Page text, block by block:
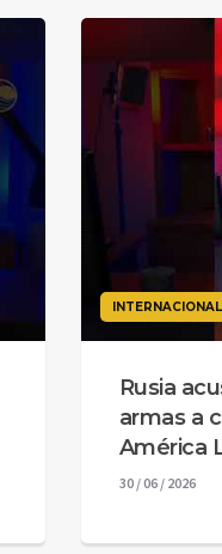
Rusia
armas a
América
30 / 06 / 2026